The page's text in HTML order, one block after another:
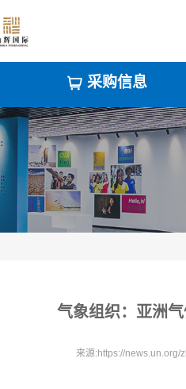
采购信息
气象组织：亚洲
来源:https://news.un.org/